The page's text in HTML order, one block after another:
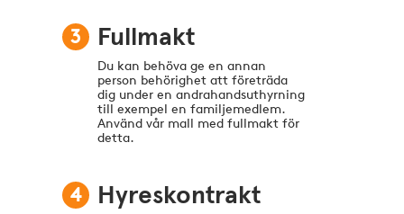
3 Fullmakt
Du kan behöva ge en annan
person behörighet att företräda
dig under en andrahandsuthyrning
till exempel en familjemedlem.
Använd vår mall med fullmakt för
detta.
4 Hyreskontrakt